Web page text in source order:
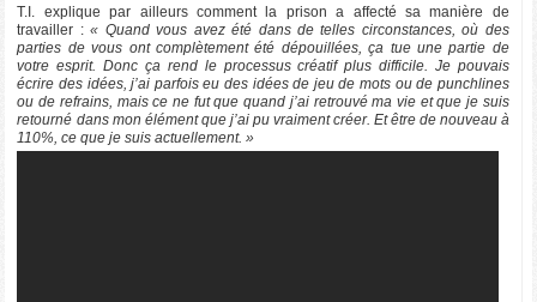
T.I. explique par ailleurs comment la prison a affecté sa manière de
travailler :« Quand vous avez été dans de telles circonstances, où des
parties de vous ont complètement été dépouillées, ça tue une partie de
votre esprit. Donc ça rend le processus créatif plus difficile. Je pouvais
écrire des idées, j’ai parfois eu des idées de jeu de mots ou de punchlines
ou de refrains, mais ce ne fut que quand j’ai retrouvé ma vie et que je suis
retourné dans mon élément que j’ai pu vraiment créer. Et être de nouveau à
110%, ce que je suis actuellement. »